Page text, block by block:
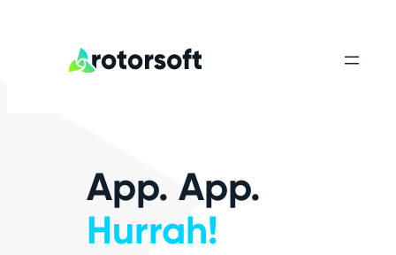
App. App.
Hurrah!